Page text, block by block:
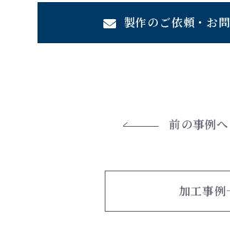
製作のご依頼・お
前の事例へ
加工事例